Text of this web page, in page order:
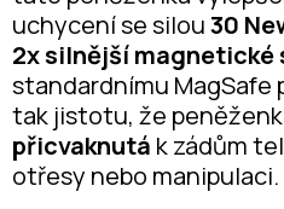
uchycení se silou30
2x silnějšímagnetické
standardnímu
tak jistotu, že
přicvaknutá k zádům
otřesy nebo manipulaci.